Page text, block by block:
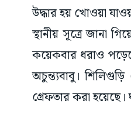
উদ্ধার হয় খোওয়া
স্থানীয় সূত্রে জানা
কয়েকবার ধরাও
অচুন্ত্যবাবু।
গ্রেফতার করা